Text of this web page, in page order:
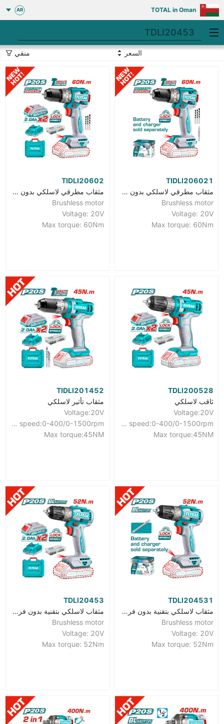
TOTAL in Oman
AR
السعر منقي
TIDLI206021
مثقاب مطرقي لاسلكي بدون شربون
Brushless motor
Voltage: 20V
Max torque: 60Nm
TIDLI20602
مثقاب مطرقي لاسلكي بدون شربون
Brushless motor
Voltage: 20V
Max torque: 60Nm
TDLI200528
ثاقب لاسلكي
Voltage:20V
No-load speed:0-400/0-1500rpm
Max torque:45NM
TIDLI201452
مثقاب تأثير لاسلكي
Voltage:20V
No-load speed:0-400/0-1500rpm
Max torque:45NM
TDLI204531
مثقاب لاسلكي بتقنية بدون فرش
Brushless motor
Voltage: 20V
Max torque: 52Nm
TDLI20453
مثقاب لاسلكي بتقنية بدون فرش
Brushless motor
Voltage: 20V
Max torque: 52Nm